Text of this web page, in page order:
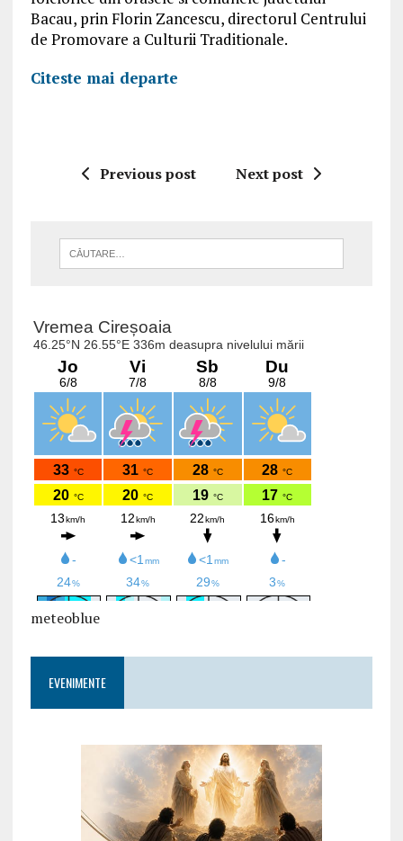
Bacau, prin Florin Zancescu, directorul Centrului
de Promovare a Culturii Traditionale.
Citeste mai departe
Previous post Next post
meteoblue
EVENIMENTE